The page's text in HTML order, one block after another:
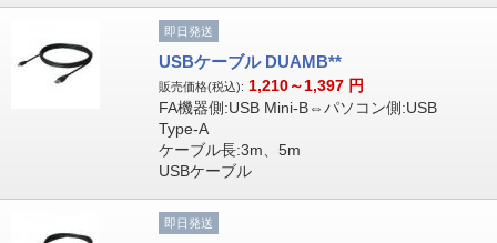
即日発送
USBケーブル DUAMB**
販売価格(税込): 1,210～1,397 円
FA機器側:USB Mini-B⇔パソコン側:USB
Type-A
ケーブル長:3m、5m
USBケーブル
即日発送